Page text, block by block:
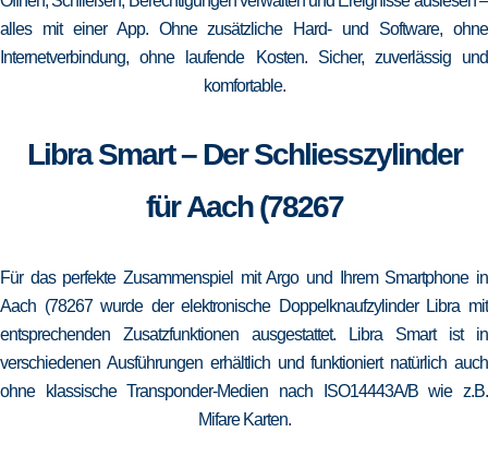
alles mit einer App. Ohne zusätzliche Hard- und Software, ohne
Internetverbindung, ohne laufende Kosten. Sicher, zuverlässig und
komfortable.
Libra Smart – Der Schliesszylinder
für Aach (78267
Für das perfekte Zusammenspiel mit Argo und Ihrem Smartphone in
Aach (78267 wurde der elektronische Doppelknaufzylinder Libra mit
entsprechenden Zusatzfunktionen ausgestattet. Libra Smart ist in
verschiedenen Ausführungen erhältlich und funktioniert natürlich auch
ohne klassische Transponder-Medien nach ISO14443A/B wie z.B.
Mifare Karten.